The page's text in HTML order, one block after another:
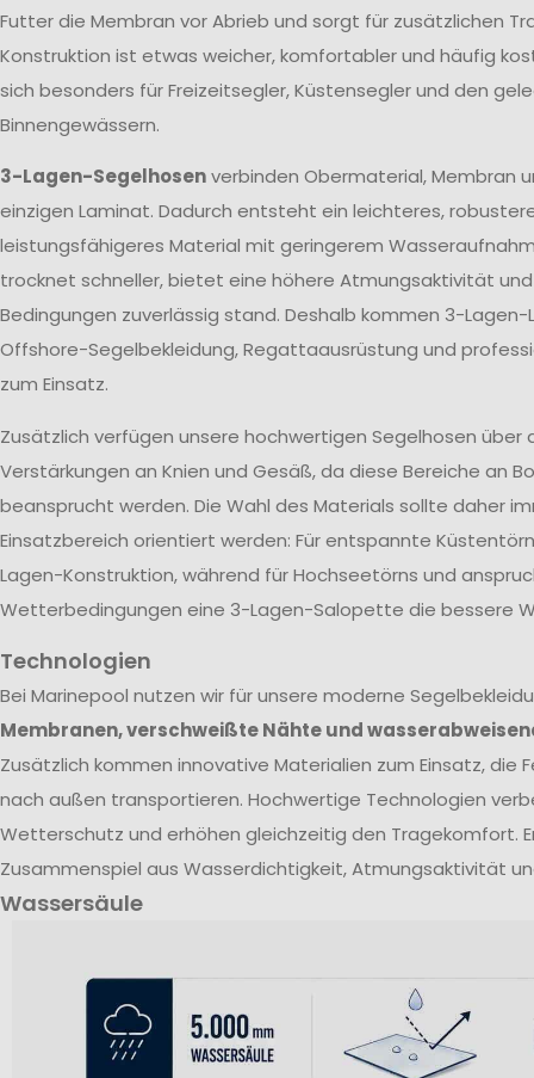
Futter die Membran vor Abrieb und sorgt für zusätzlichen
Konstruktion ist etwas weicher, komfortabler und häufig
sich besonders für Freizeitsegler, Küstensegler und den
Binnengewässern.
3-Lagen-Segelhosenverbinden Obermaterial, Membran
einzigen Laminat. Dadurch entsteht ein leichteres,
leistungsfähigeres Material mit geringerem
trocknet schneller, bietet eine höhere Atmungsaktivität
Bedingungen zuverlässig stand. Deshalb kommen 3-
Offshore-Segelbekleidung, Regattaausrüstung und
zum Einsatz.
Zusätzlich verfügen unsere hochwertigen Segelhosen über
Verstärkungen an Knien und Gesäß, da diese Bereiche an
beansprucht werden. Die Wahl des Materials sollte daher
Einsatzbereich orientiert werden: Für entspannte
Lagen-Konstruktion, während für Hochseetörns und
Wetterbedingungen eine 3-Lagen-Salopette die bessere
Technologien
Bei Marinepool nutzen wir für unsere moderne
Membranen, verschweißte Nähte und
Zusätzlich kommen innovative Materialien zum Einsatz, die
nach außen transportieren. Hochwertige Technologien
Wetterschutz und erhöhen gleichzeitig den Tragekomfort.
Zusammenspiel aus Wasserdichtigkeit, Atmungsaktivität
Wassersäule